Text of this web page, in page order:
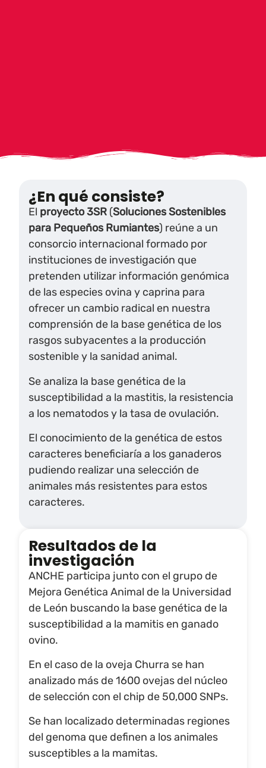
¿En qué consiste?
El proyecto 3SR (Soluciones Sostenibles
para Pequeños Rumiantes) reúne a un
consorcio internacional formado por
instituciones de investigación que
pretenden utilizar información genómica
de las especies ovina y caprina para
ofrecer un cambio radical en nuestra
comprensión de la base genética de los
rasgos subyacentes a la producción
sostenible y la sanidad animal.
Se analiza la base genética de la
susceptibilidad a la mastitis, la resistencia
a los nematodos y la tasa de ovulación.
El conocimiento de la genética de estos
caracteres beneficiaría a los ganaderos
pudiendo realizar una selección de
animales más resistentes para estos
caracteres.
Resultados de la
investigación
ANCHE participa junto con el grupo de
Mejora Genética Animal de la Universidad
de León buscando la base genética de la
susceptibilidad a la mamitis en ganado
ovino.
En el caso de la oveja Churra se han
analizado más de 1600 ovejas del núcleo
de selección con el chip de 50,000 SNPs.
Se han localizado determinadas regiones
del genoma que definen a los animales
susceptibles a la mamitas.